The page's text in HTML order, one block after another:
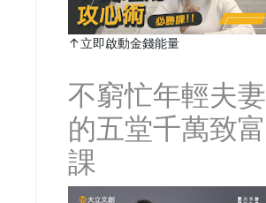
↑立即啟動金錢能量
不窮忙年輕夫妻
的五堂千萬致富
課